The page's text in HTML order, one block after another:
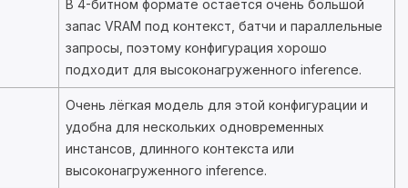
В 4-битном формате остаётся очень большой
запас VRAM под контекст, батчи и параллельные
запросы, поэтому конфигурация хорошо
подходит для высоконагруженного inference.
Очень лёгкая модель для этой конфигурации и
удобна для нескольких одновременных
инстансов, длинного контекста или
высоконагруженного inference.